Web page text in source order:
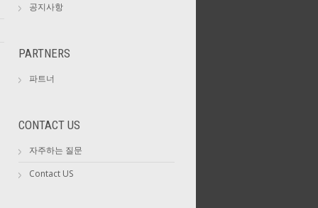
공지사항
PARTNERS
파트너
CONTACT US
자주하는 질문
Contact US